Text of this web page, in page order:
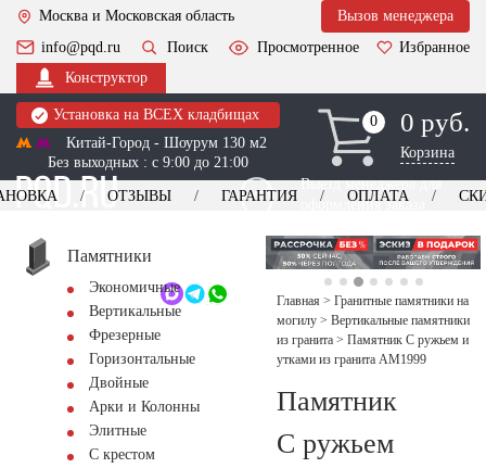
Москва и Московская область
Вызов менеджера
info@pqd.ru
Поиск Просмотренное
Избранное
Конструктор
Установка на ВСЕХ кладбищах
Китай-Город - Шоурум 130 м2
Без выходных : с 9:00 до 21:00
0
0 0 руб.
Корзина
Выезд менеджера для
оформления заказа
+7 (495) 518-44-23
Обратный звонок
ОТЗЫВЫ ГАРАНТИЯ ОПЛАТА
Памятники
Экономичные
Вертикальные
Фрезерные
Горизонтальные
Двойные
Арки и Колонны
Элитные
С крестом
Главная > Гранитные памятники на
могилу > Вертикальные памятники
из гранита > Памятник С ружьем и
утками из гранита AM1999
Памятник
С ружьем